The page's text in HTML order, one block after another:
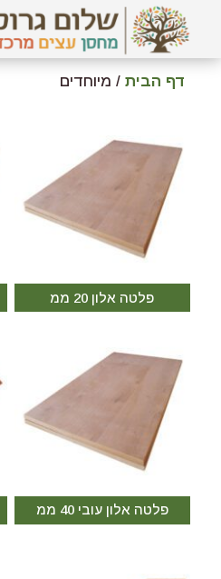
דף הבית/ מיוחדים
פלטה אלון 20 ממ
פלטה אלון עובי 40 ממ